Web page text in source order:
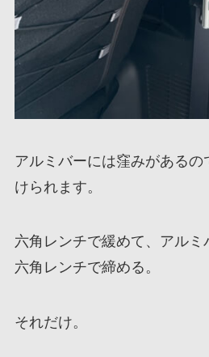
アルミバーには窪みがある
けられます。
六角レンチで緩めて、アルミ
六角レンチで締める。
それだけ。